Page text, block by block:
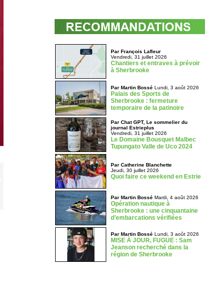
Par François Lafleur
Vendredi, 31 juillet 2026
Chantiers et entraves à prévoir
à Sherbrooke
Par Martin BosséLundi, 3 août 2026
Palais des Sports de
Sherbrooke : fermeture
temporaire de la patinoire
Par Chat GPT, Le sommelier du
journal Estrieplus
Vendredi, 31 juillet 2026
Le Domaine Bousquet Malbec
Tupungato Valle de Uco 2024
Par Catherine Blanchette
Jeudi, 30 juillet 2026
Quoi faire ce weekend en Estrie
Par Martin BosséMardi, 4 août 2026
Opération nautique à
Sherbrooke : une cinquantaine
d’embarcations vérifiées
Par Martin BosséLundi, 3 août 2026
MISE À JOUR, FUGUE : Sam
Jeanson recherché dans la
région de Sherbrooke